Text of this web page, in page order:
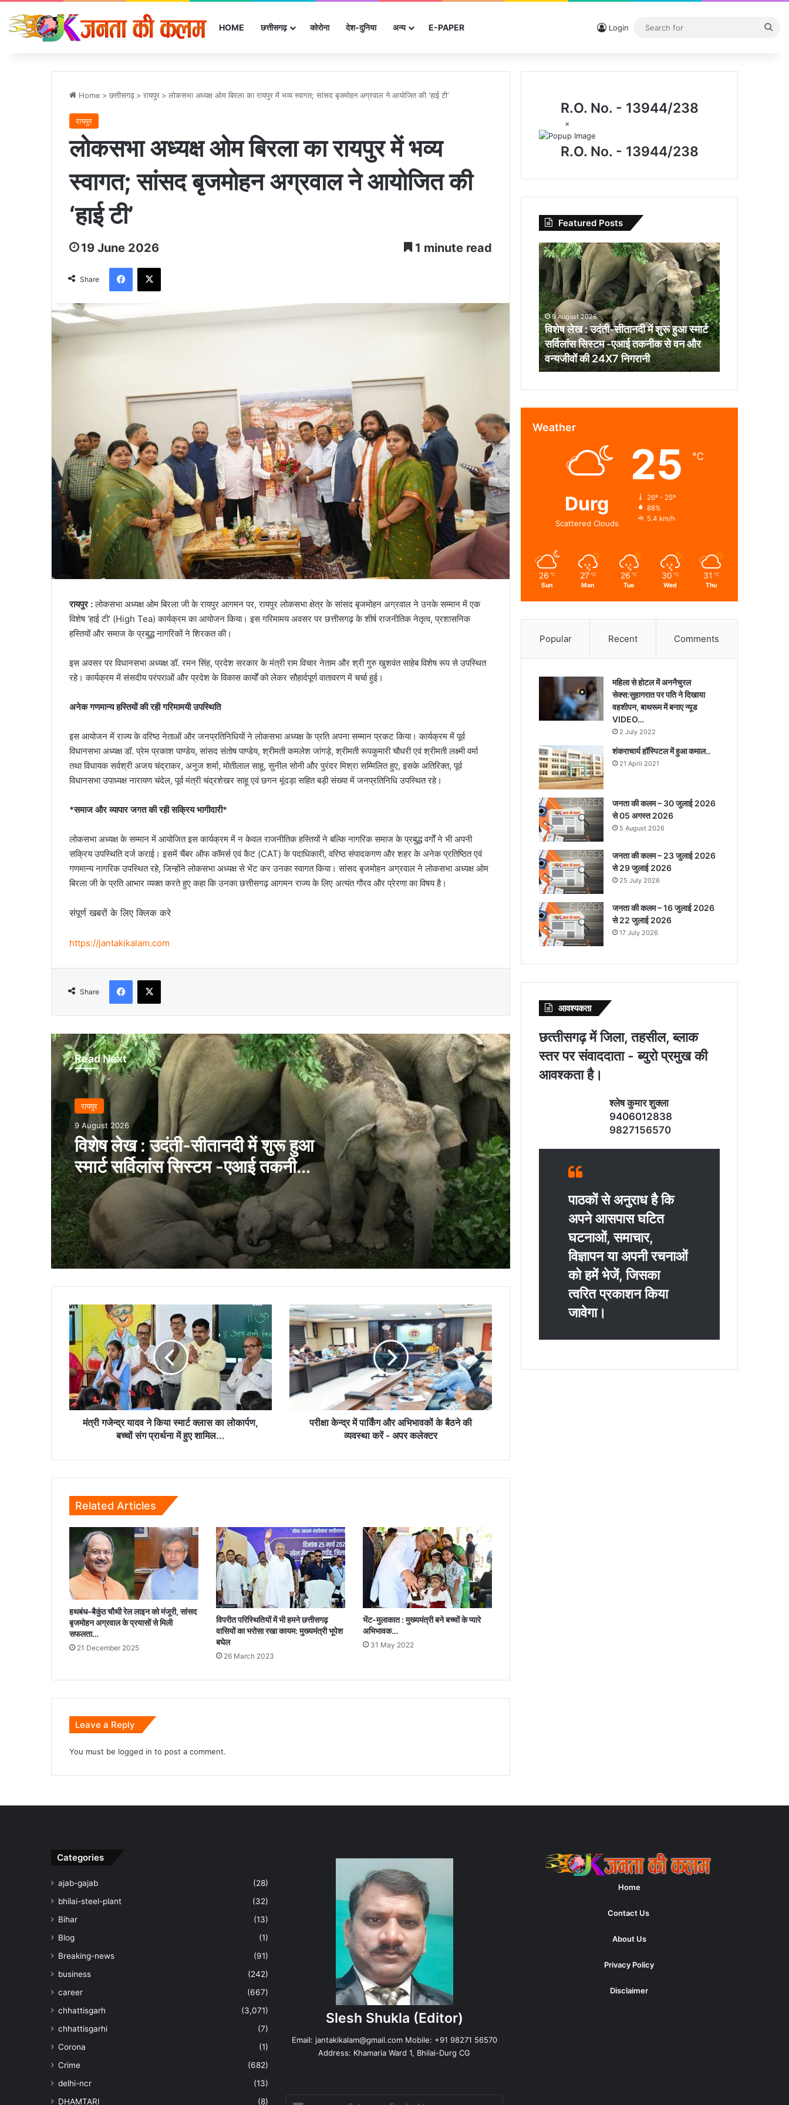
HOME छत्तीसगढ़ कोरोना देश-दुनिया अन्‍य E-PAPER Login
Home > छत्तीसगढ़ > रायपुर > लोकसभा अध्यक्ष ओम बिरला का रायपुर में भव्य स्वागत; सांसद बृजमोहन अग्रवाल ने आयोजित की ‘हाई टी’
रायपुर
लोकसभा अध्यक्ष ओम बिरला का रायपुर में भव्य
स्वागत; सांसद बृजमोहन अग्रवाल ने आयोजित की
‘हाई टी’
19 June 2026 1 minute read
Share
Facebook
X
रायपुर :लोकसभा अध्यक्ष ओम बिरला जी के रायपुर आगमन पर, रायपुर लोकसभा क्षेत्र के सांसद बृजमोहन अग्रवाल ने उनके सम्मान में एक
विशेष ‘हाई टी’ (High Tea) कार्यक्रम का आयोजन किया। इस गरिमामय अवसर पर छत्तीसगढ़ के शीर्ष राजनीतिक नेतृत्व, प्रशासनिक
हस्तियों और समाज के प्रबुद्ध नागरिकों ने शिरकत की।
इस अवसर पर विधानसभा अध्यक्ष डॉ. रमन सिंह, प्रदेश सरकार के मंत्री राम विचार नेताम और श्री गुरु खुशवंत साहेब विशेष रूप से उपस्थित
रहे। कार्यक्रम में संसदीय परंपराओं और प्रदेश के विकास कार्यों को लेकर सौहार्दपूर्ण वातावरण में चर्चा हुई।
अनेक गणमान्य हस्तियों की रही गरिमामयी उपस्थिति
इस आयोजन में राज्य के वरिष्ठ नेताओं और जनप्रतिनिधियों ने लोकसभा अध्यक्ष के प्रति अपना सम्मान प्रकट किया। कार्यक्रम में पूर्व
विधानसभा अध्यक्ष डॉ. प्रेम प्रकाश पाण्डेय, सांसद संतोष पाण्डेय, श्रीमती कमलेश जांगड़े, श्रीमती रूपकुमारी चौधरी एवं श्रीमती लक्ष्मी वर्मा
तथा विधायक सर्वश्री अजय चंद्राकर, अनुज शर्मा, मोतीलाल साहू, सुनील सोनी और पुरंदर मिश्रा सम्मिलित हुए, इसके अतिरिक्त, पूर्व
विधानसभा उपाध्यक्ष नारायण चंदेल, पूर्व मंत्री चंद्रशेखर साहू एवं छगन मूंदड़ा सहित बड़ी संख्या में जनप्रतिनिधि उपस्थित रहे।
*समाज और व्यापार जगत की रही सक्रिय भागीदारी*
लोकसभा अध्यक्ष के सम्मान में आयोजित इस कार्यक्रम में न केवल राजनीतिक हस्तियों ने बल्कि नागरिक समाज के प्रबुद्ध वर्गों ने भी अपनी
सक्रिय उपस्थिति दर्ज कराई। इसमें चैंबर ऑफ कॉमर्स एवं कैट (CAT) के पदाधिकारी, वरिष्ठ संपादकगण और शहर के अनेक प्रतिष्ठित एवं
गणमान्य नागरिक उपस्थित रहे, जिन्होंने लोकसभा अध्यक्ष से भेंट कर उनका स्वागत किया। सांसद बृजमोहन अग्रवाल ने लोकसभा अध्यक्ष ओम
बिरला जी के प्रति आभार व्यक्त करते हुए कहा कि उनका छत्तीसगढ़ आगमन राज्य के लिए अत्यंत गौरव और प्रेरणा का विषय है।
संपूर्ण खबरों के लिए क्लिक करे
https://jantakikalam.com
Share
Facebook
X
Read Next
रायपुर
9 August 2026
विशेष लेख : उदंती-सीतानदी में शुरू हुआ
स्मार्ट सर्विलांस सिस्टम -एआई तकनीक
से वन और वन्यजीवों की 24X7 निगरानी
बनाना हमारी सर्वोच्च प्राथमिकता: सांसद बृजमोहन
विशेष लेख : नए आशियानों से संवर रही हैं ग्रामीण
नारायणपुर की खुशियाँ
विशेष लेख : ढाई साल की उपलब्धियाँ- छत्तीसगढ़ का
श्रमिक कल्याण के क्षेत्र में नई पहचान…
लोकसभा में गूंजा खाद की किल्लत का मुद्दा: बृजमोहन
अग्रवाल के सवाल पर सरकार ने बताया- देश में 42
लाख टन सल्फर की उपलब्धता सुनिश्चित
कोसा की चमक अब वैश्विक बाजार तक : मुख्यमंत्री
ने लॉन्च किया छत्तीसगढ़ का प्रीमियम हैंडलूम ब्रांड
‘कोशल फैब’
CG News: मेदांता अस्पताल पहुंचे सांसद बृजमोहन
जागरूक हो रहे छत्तीसगढ़ के नागरिक: राष्ट्रीय
उपभोक्ता हेल्पलाइन पर शिकायतें 20,000 के पार,
100% मामलों का हुआ सफल निवारण – बृजमोहन
अग्रवाल
राजधानी की सुरक्षा और चाक-चौबंद कानून-व्यवस्था
के लिए सांसद बृजमोहन अग्रवाल ने मुख्यमंत्री एवं
गृहमंत्री को लिखा पत्र
मंत्री
गजेन्द्र
यादव
ने
किया
स्मार्ट
क्लास
का
लोकार्पण,
में
मंत्री गजेन्द्र यादव ने किया स्मार्ट क्लास का लोकार्पण,
बच्चों संग प्रार्थना में हुए शामिल...
परीक्षा
केन्द्र
में
पार्किंग
और
अभिभावकों
बैठने
अपर
परीक्षा केन्द्र में पार्किंग और अभिभावकों के बैठने की
व्यवस्था करें - अपर कलेक्टर
Related Articles
हथबंध–बैकुंठ चौथी रेल लाइन को मंजूरी, सांसद
बृजमोहन अग्रवाल के प्रयासों से मिली
सफलता…
21 December 2025
विपरीत परिस्थितियों में भी हमने छत्तीसगढ़
वासियों का भरोसा रखा कायम: मुख्यमंत्री भूपेश
बघेल
26 March 2023
भेंट-मुलाकात : मुख्यमंत्री बने बच्चों के प्यारे
अभिभावक…
31 May 2022
Leave a Reply
You must be logged in to post a comment.
R.O. No. - 13944/238
×
R.O. No. - 13944/238
Featured Posts
विशेष
लेख
:
उदंती-
सीतानदी
में
शुरू
हुआ
स्मार्ट
सर्विलांस
सिस्टम
से
और
9 August 2026
विशेष लेख : उदंती-सीतानदी में शुरू हुआ स्मार्ट
सर्विलांस सिस्टम -एआई तकनीक से वन और
वन्यजीवों की 24X7 निगरानी
Weather
Durg
Scattered Clouds
25 ℃
26º - 25º
88%
5.4 km/h
26 ℃
Sun
27 ℃
Mon
26 ℃
Tue
30 ℃
Wed
31 ℃
Thu
Popular Recent Comments
महिला से होटल में अननैचुरल
सेक्स:सुहागरात पर पति ने दिखाया
वहशीपन, बाथरूम में बनाए न्यूड
VIDEO…
2 July 2022
शंकराचार्य हॉस्पिटल में हुआ कमाल..
21 April 2021
जनता की कलम – 30 जुलाई 2026
से 05 अगस्त 2026
5 August 2026
जनता की कलम – 23 जुलाई 2026
से 29 जुलाई 2026
25 July 2026
जनता की कलम – 16 जुलाई 2026
से 22 जुलाई 2026
17 July 2026
आवश्‍यकता
छत्‍तीसगढ़ में जिला, तहसील, ब्‍लाक
स्‍तर पर संवाददाता - ब्‍युरो प्रमुख की
आवश्‍कता है।
श्‍लेष कुमार शुक्‍ला
9406012838
9827156570
पाठकों से अनुराध है कि
अपने आसपास घटित
घटनाओं, समाचार,
विज्ञापन या अपनी रचनाओं
को हमें भेजें, जिसका
त्‍वरित प्रकाशन किया
जावेगा।
Categories
ajab-gajab
(28)
bhilai-steel-plant
(32)
Bihar
(13)
Blog
(1)
Breaking-news
(91)
business
(242)
career
(667)
chhattisgarh
(3,071)
chhattisgarhi
(7)
Corona
(1)
Crime
(682)
delhi-ncr
(13)
DHAMTARI
(8)
Slesh Shukla (Editor)
Email: jantakikalam@gmail.comMobile: +91 98271 56570
Address: Khamaria Ward 1, Bhilai-Durg CG
Home
Contact Us
About Us
Privacy Policy
Disclaimer